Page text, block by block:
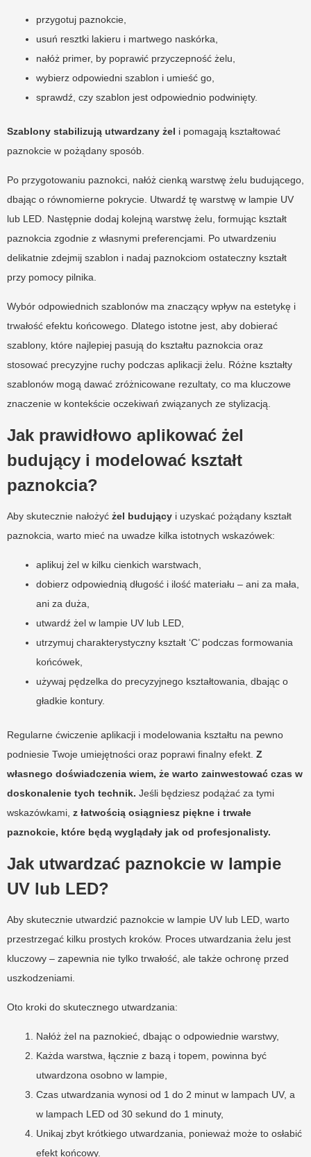
przygotuj paznokcie,
usuń resztki lakieru i martwego naskórka,
nałóż primer, by poprawić przyczepność żelu,
wybierz odpowiedni szablon i umieść go,
sprawdź, czy szablon jest odpowiednio podwinięty.
Szablony stabilizują utwardzany żel i pomagają kształtować
paznokcie w pożądany sposób.
Po przygotowaniu paznokci, nałóż cienką warstwę żelu budującego,
dbając o równomierne pokrycie. Utwardź tę warstwę w lampie UV
lub LED. Następnie dodaj kolejną warstwę żelu, formując kształt
paznokcia zgodnie z własnymi preferencjami. Po utwardzeniu
delikatnie zdejmij szablon i nadaj paznokciom ostateczny kształt
przy pomocy pilnika.
Wybór odpowiednich szablonów ma znaczący wpływ na estetykę i
trwałość efektu końcowego. Dlatego istotne jest, aby dobierać
szablony, które najlepiej pasują do kształtu paznokcia oraz
stosować precyzyjne ruchy podczas aplikacji żelu. Różne kształty
szablonów mogą dawać zróżnicowane rezultaty, co ma kluczowe
znaczenie w kontekście oczekiwań związanych ze stylizacją.
Jak prawidłowo aplikować żel
budujący i modelować kształt
paznokcia?
Aby skutecznie nałożyć żel budujący i uzyskać pożądany kształt
paznokcia, warto mieć na uwadze kilka istotnych wskazówek:
aplikuj żel w kilku cienkich warstwach,
dobierz odpowiednią długość i ilość materiału – ani za mała,
ani za duża,
utwardź żel w lampie UV lub LED,
utrzymuj charakterystyczny kształt ‘C’ podczas formowania
końcówek,
używaj pędzelka do precyzyjnego kształtowania, dbając o
gładkie kontury.
Regularne ćwiczenie aplikacji i modelowania kształtu na pewno
podniesie Twoje umiejętności oraz poprawi finalny efekt. Z
własnego doświadczenia wiem, że warto zainwestować czas w
doskonalenie tych technik. Jeśli będziesz podążać za tymi
wskazówkami, z łatwością osiągniesz piękne i trwałe
paznokcie, które będą wyglądały jak od profesjonalisty.
Jak utwardzać paznokcie w lampie
UV lub LED?
Aby skutecznie utwardzić paznokcie w lampie UV lub LED, warto
przestrzegać kilku prostych kroków. Proces utwardzania żelu jest
kluczowy – zapewnia nie tylko trwałość, ale także ochronę przed
uszkodzeniami.
Oto kroki do skutecznego utwardzania:
Nałóż żel na paznokieć, dbając o odpowiednie warstwy,
Każda warstwa, łącznie z bazą i topem, powinna być
utwardzona osobno w lampie,
Czas utwardzania wynosi od 1 do 2 minut w lampach UV, a
w lampach LED od 30 sekund do 1 minuty,
Unikaj zbyt krótkiego utwardzania, ponieważ może to osłabić
efekt końcowy.